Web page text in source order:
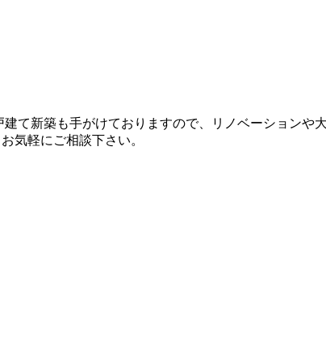
て新築も手がけておりますので、リノベーションや
気軽にご相談下さい。